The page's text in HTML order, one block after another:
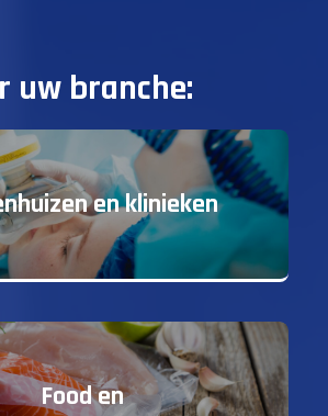
uw branche:
en klinieken
Food en